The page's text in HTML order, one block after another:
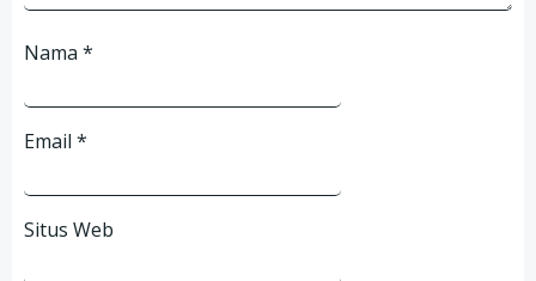
Nama *
Email *
Situs Web